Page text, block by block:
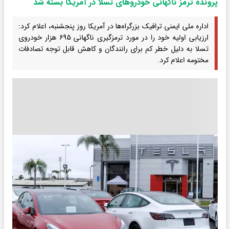
اداره ملی ایمنی ترافیک بزرگراه‌ها در آمریکا روز پنجشنبه، اعلام کرد:
ارزیابی اولیه خود را در مورد ترمزگیری ناگهانی ۶۹۵ هزار خودروی
تسلا به دلیل خطر کم برای رانندگان و کاهش قابل توجه تصادفات
مختومه اعلام کرد.